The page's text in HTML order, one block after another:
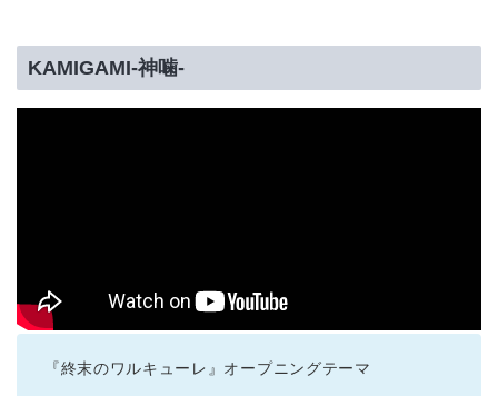
KAMIGAMI-神噛-
『終末のワルキューレ』オープニングテーマ